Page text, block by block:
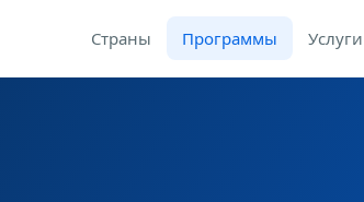
Страны Программы Услуги